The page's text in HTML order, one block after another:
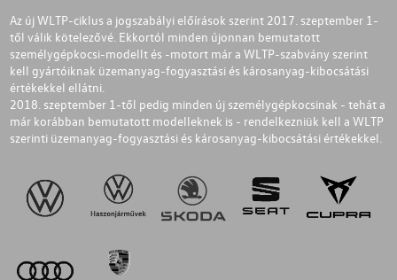
Az új WLTP-ciklus a jogszabályi előírások szerint 2017. szeptember 1-
től válik kötelezővé. Ekkortól minden újonnan bemutatott
személygépkocsi-modellt és -motort már a WLTP-szabvány szerint
kell gyártóiknak üzemanyag-fogyasztási és károsanyag-kibocsátási
értékekkel ellátni.
2018. szeptember 1-től pedig minden új személygépkocsinak - tehát a
már korábban bemutatott modelleknek is - rendelkezniük kell a WLTP
szerinti üzemanyag-fogyasztási és károsanyag-kibocsátási értékekkel.